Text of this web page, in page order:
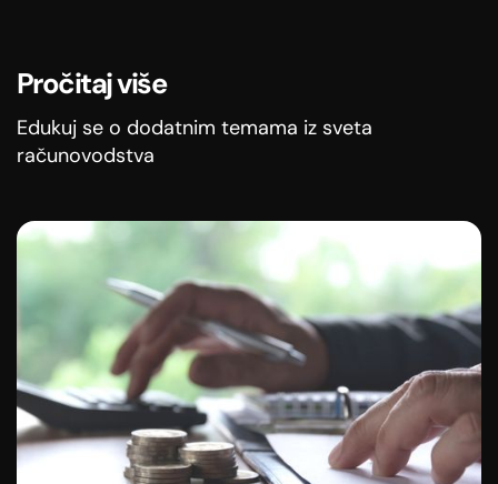
Pročitaj više
Edukuj se o dodatnim temama iz sveta
računovodstva